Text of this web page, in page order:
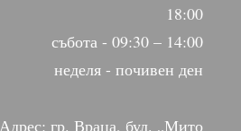
18:00
събота - 09:30 – 14:00
неделя - почивен ден
Адрес: гр. Враца, бул. „Мито